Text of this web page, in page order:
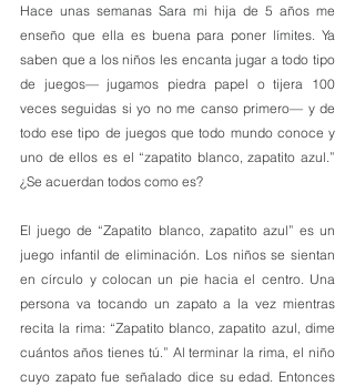
Hace unas semanas Sara mi hija de 5 años me
enseño que ella es buena para poner límites. Ya
saben que a los niños les encanta jugar a todo tipo
de juegos— jugamos piedra papel o tijera 100
veces seguidas si yo no me canso primero— y de
todo ese tipo de juegos que todo mundo conoce y
uno de ellos es el “zapatito blanco, zapatito azul.”
¿Se acuerdan todos como es?
El juego de “Zapatito blanco, zapatito azul” es un
juego infantil de eliminación. Los niños se sientan
en círculo y colocan un pie hacia el centro. Una
persona va tocando un zapato a la vez mientras
recita la rima: “Zapatito blanco, zapatito azul, dime
cuántos años tienes tú.” Al terminar la rima, el niño
cuyo zapato fue señalado dice su edad. Entonces